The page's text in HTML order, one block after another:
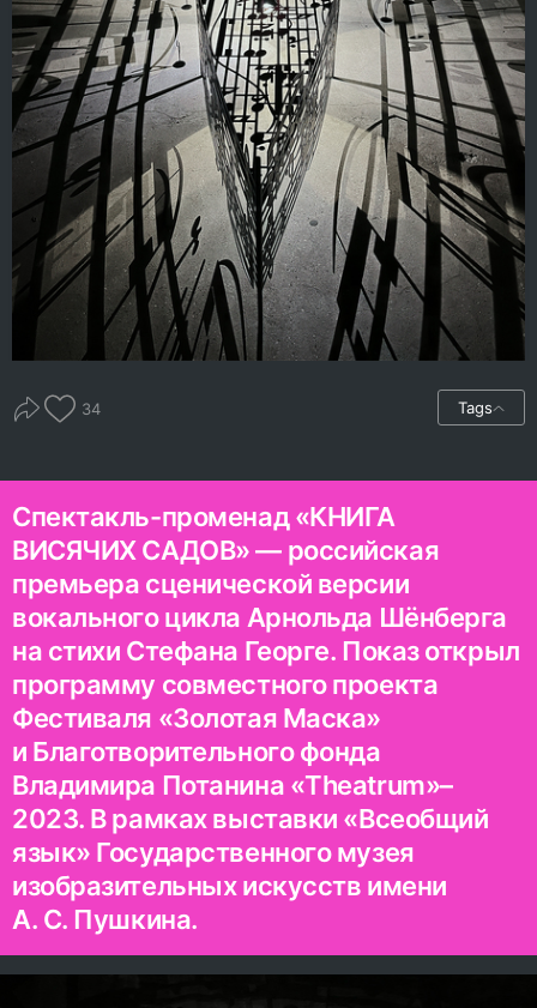
34 Tags
Спектакль-променад «КНИГА
ВИСЯЧИХ САДОВ» — российская
премьера сценической версии
вокального цикла Арнольда Шёнберга
на стихи Стефана Георге. Показ открыл
программу совместного проекта
Фестиваля «Золотая Маска»
и Благотворительного фонда
Владимира Потанина «Theatrum»–
2023. В рамках выставки «Всеобщий
язык» Государственного музея
изобразительных искусств имени
А. С. Пушкина.